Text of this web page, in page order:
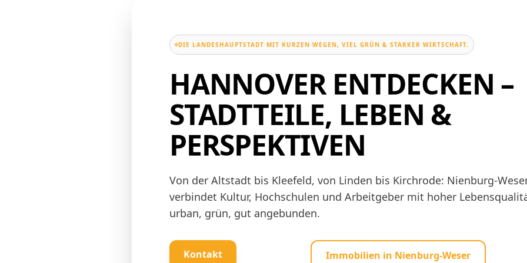
DIE LANDESHAUPTSTADT MIT KURZEN WEGEN, VIEL GRÜN & STARKER WIRTSCHAFT.
HANNOVER ENTDECKEN –
STADTTEILE, LEBEN &
PERSPEKTIVEN
Von der Altstadt bis Kleefeld, von Linden bis Kirchrode: Nienburg-
verbindet Kultur, Hochschulen und Arbeitgeber mit hoher
urban, grün, gut angebunden.
Kontakt Immobilien in Nienburg-Weser